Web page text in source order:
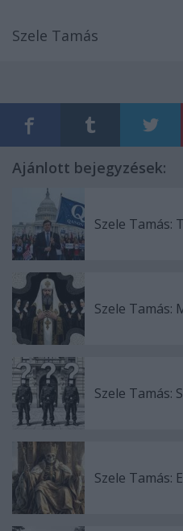
Szele Tamás
Ajánlott bejegyzések:
Szele Tamás:
Szele Tamás:
Szele Tamás:
Szele Tamás: